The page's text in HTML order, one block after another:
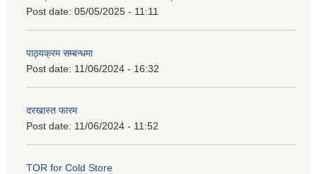
Post date: 05/05/2025 - 11:11
पाठ्यक्रम सम्बन्धमा
Post date: 11/06/2024 - 16:32
दरखास्त फारम
Post date: 11/06/2024 - 11:52
TOR for Cold Store